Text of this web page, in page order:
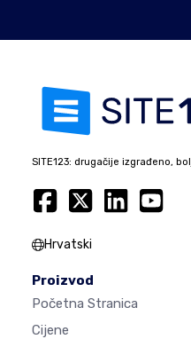
SITE123: drugačije izgrađeno,
Hrvatski
Proizvod
Početna Stranica
Cijene